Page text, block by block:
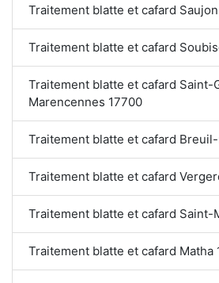
Traitement blatte et cafard
Traitement blatte et cafard
Traitement blatte et cafard Saint-
Marencennes 17700
Traitement blatte et cafard
Traitement blatte et cafard
Traitement blatte et cafard Saint-
Traitement blatte et cafard Matha